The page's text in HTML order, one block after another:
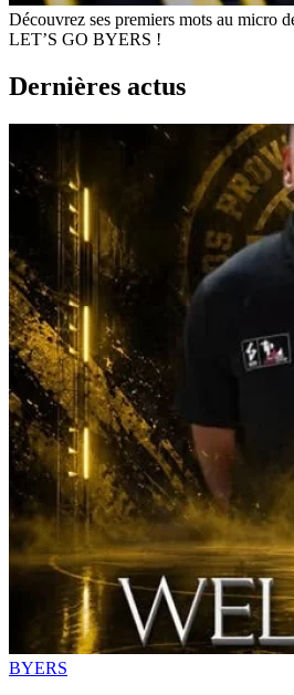
Découvrez ses premiers mots au micro
LET’S GO BYERS !
Dernières actus
BYERS